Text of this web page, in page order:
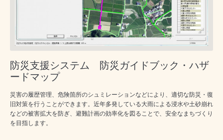
防災支援システム 防災ガイドブック・ハザ
ードマップ
災害の履歴管理、危険箇所のシュミレーションなどにより、適切な防災・復
旧対策を行うことができます。近年多発している大雨による浸水や土砂崩れ
などの被害拡大を防ぎ、避難計画の効率化を図ることで、安全なまちづくり
を目指します。